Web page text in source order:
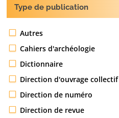
Type de publication
Autres
Cahiers d'archéologie
Dictionnaire
Direction d'ouvrage collectif
Direction de numéro
Direction de revue